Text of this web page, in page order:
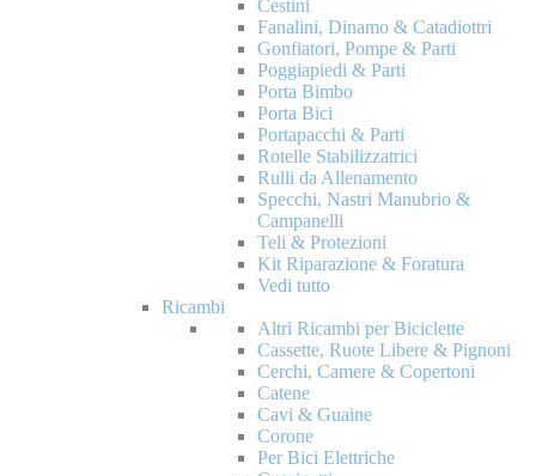
Cestini
Fanalini, Dinamo & Catadiottri
Gonfiatori, Pompe & Parti
Poggiapiedi & Parti
Porta Bimbo
Porta Bici
Portapacchi & Parti
Rotelle Stabilizzatrici
Rulli da Allenamento
Specchi, Nastri Manubrio &
Campanelli
Teli & Protezioni
Kit Riparazione & Foratura
Vedi tutto
Ricambi
Altri Ricambi per Biciclette
Cassette, Ruote Libere & Pignoni
Cerchi, Camere & Copertoni
Catene
Cavi & Guaine
Corone
Per Bici Elettriche